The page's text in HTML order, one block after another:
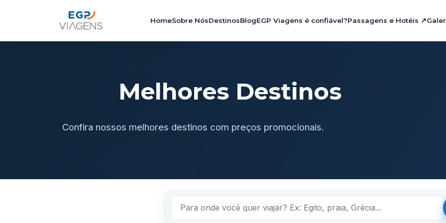
HomeSobre NósDestinosBlogEGP Viagens é confiável?Passagens e Hotéis ↗
Melhores Destinos
Confira nossos melhores destinos com preços promocionais.